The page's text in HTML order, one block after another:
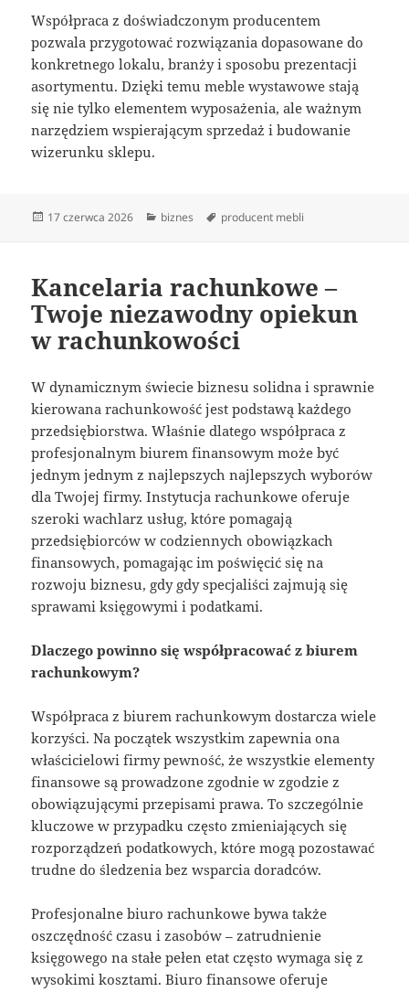
Współpraca z doświadczonym producentem
pozwala przygotować rozwiązania dopasowane do
konkretnego lokalu, branży i sposobu prezentacji
asortymentu. Dzięki temu meble wystawowe stają
się nie tylko elementem wyposażenia, ale ważnym
narzędziem wspierającym sprzedaż i budowanie
wizerunku sklepu.
Data
17 czerwca 2026 Kategorie
biznes Tagi
producent mebli
Kancelaria rachunkowe –
Twoje niezawodny opiekun
w rachunkowości
W dynamicznym świecie biznesu solidna i sprawnie
kierowana rachunkowość jest podstawą każdego
przedsiębiorstwa. Właśnie dlatego współpraca z
profesjonalnym biurem finansowym może być
jednym jednym z najlepszych najlepszych wyborów
dla Twojej firmy. Instytucja rachunkowe oferuje
szeroki wachlarz usług, które pomagają
przedsiębiorców w codziennych obowiązkach
finansowych, pomagając im poświęcić się na
rozwoju biznesu, gdy gdy specjaliści zajmują się
sprawami księgowymi i podatkami.
Dlaczego powinno się współpracować z biurem
rachunkowym?
Współpraca z biurem rachunkowym dostarcza wiele
korzyści. Na początek wszystkim zapewnia ona
właścicielowi firmy pewność, że wszystkie elementy
finansowe są prowadzone zgodnie w zgodzie z
obowiązującymi przepisami prawa. To szczególnie
kluczowe w przypadku często zmieniających się
rozporządzeń podatkowych, które mogą pozostawać
trudne do śledzenia bez wsparcia doradców.
Profesjonalne biuro rachunkowe bywa także
oszczędność czasu i zasobów – zatrudnienie
księgowego na stałe pełen etat często wymaga się z
wysokimi kosztami. Biuro finansowe oferuje